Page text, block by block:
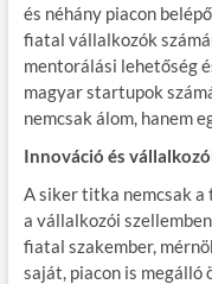
és néhány piacon
fiatal vállalkozók
mentorálási lehetőség
magyar startupok
nemcsak álom, hanem
Innováció és
A siker titka nemcsak
a vállalkozói
fiatal szakember,
saját, piacon is